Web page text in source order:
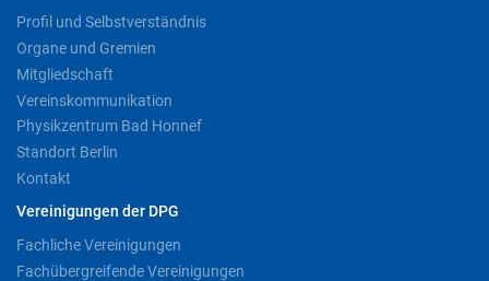
Profil und Selbstverständnis
Organe und Gremien
Mitgliedschaft
Vereinskommunikation
Physikzentrum Bad Honnef
Standort Berlin
Kontakt
Vereinigungen der DPG
Fachliche Vereinigungen
Fachübergreifende Vereinigungen